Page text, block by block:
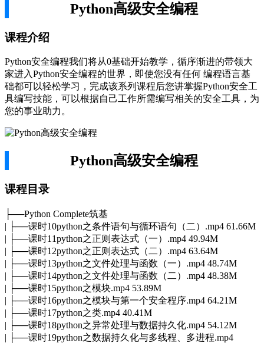
Python高级安全编程
课程介绍
Python安全编程我们将从0基础开始教学，循序渐进的带领大
家进入Python安全编程的世界，即使您没有任何 编程语言基
础都可以轻松学习，完成该系列课程后您讲掌握Python安全工
具编写技能，可以根据自己工作所需编写相关的安全工具，为
您的事业助力。
Python高级安全编程
课程目录
├──Python Complete筑基
| ├──课时10python之条件语句与循环语句（二）.mp4 61.66M
| ├──课时11python之正则表达式（一）.mp4 49.94M
| ├──课时12python之正则表达式（二）.mp4 63.64M
| ├──课时13python之文件处理与函数（一）.mp4 48.74M
| ├──课时14python之文件处理与函数（二）.mp4 48.38M
| ├──课时15python之模块.mp4 53.89M
| ├──课时16python之模块与第一个安全程序.mp4 64.21M
| ├──课时17python之类.mp4 40.41M
| ├──课时18python之异常处理与数据持久化.mp4 54.12M
| ├──课时19python之数据持久化与多线程、多进程.mp4